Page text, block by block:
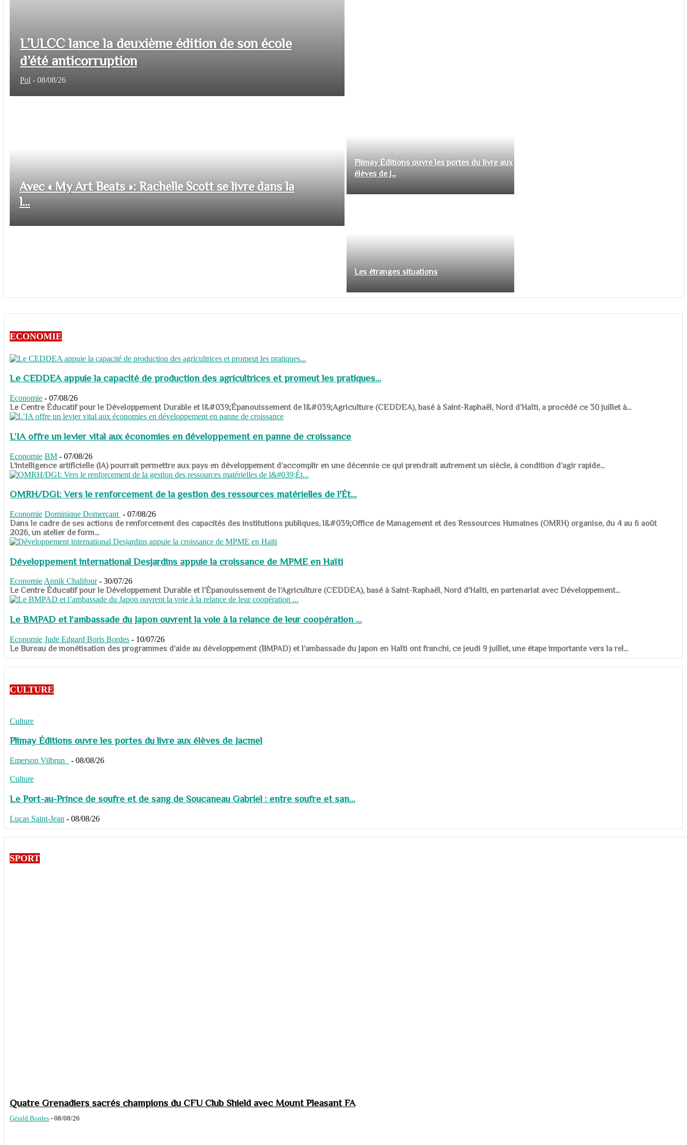
L’ULCC lance la deuxième édition de son école
d’été anticorruption
Pol - 08/08/26
Avec « My Art Beats »: Rachelle Scott se livre dans la
l...
Plimay Éditions ouvre les portes du livre aux
élèves de J...
Les étranges situations
ECONOMIE
Le CEDDEA appuie la capacité de production des agricultrices et promeut les pratiques...
Economie - 07/08/26
​​​​​​​Le Centre Éducatif pour le Développement Durable et l&#039;Épanouissement de l&#039;Agriculture (CEDDEA), basé à Saint-Raphaël, Nord d’Haïti, a procédé ce 30 juillet à...
L’IA offre un levier vital aux économies en développement en panne de croissance
Economie BM - 07/08/26
​​​​​​​L’intelligence artificielle (IA) pourrait permettre aux pays en développement d’accomplir en une décennie ce qui prendrait autrement un siècle, à condition d’agir rapide...
OMRH/DGI: Vers le renforcement de la gestion des ressources matérielles de l'Ét...
Economie Dominique Domerçant - 07/08/26
Dans le cadre de ses actions de renforcement des capacités des institutions publiques, l&#039;Office de Management et des Ressources Humaines (OMRH) organise, du 4 au 6 août
2026, un atelier de form...
Développement international Desjardins appuie la croissance de MPME en Haïti
Economie Annik Chalifour - 30/07/26
​​​​​​​Le Centre Éducatif pour le Développement Durable et l’Épanouissement de l’Agriculture (CEDDEA), basé à Saint-Raphaël, Nord d’Haïti, en partenariat avec Développement...
Le BMPAD et l’ambassade du Japon ouvrent la voie à la relance de leur coopération ...
Economie Jude Edgard Boris Bordes - 10/07/26
​​​​​​​Le Bureau de monétisation des programmes d’aide au développement (BMPAD) et l’ambassade du Japon en Haïti ont franchi, ce jeudi 9 juillet, une étape importante vers la rel...
CULTURE
Culture
Plimay Éditions ouvre les portes du livre aux élèves de Jacmel
Emerson Vilbrun - 08/08/26
Culture
Le Port-au-Prince de soufre et de sang de Soucaneau Gabriel : entre soufre et san...
Lucas Saint-Jean - 08/08/26
SPORT
Quatre Grenadiers sacrés champions du CFU Club Shield avec Mount Pleasant FA
Gérald Bordes - 08/08/26